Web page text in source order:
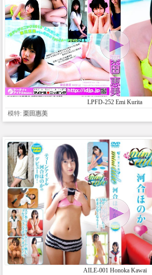
LPFD-252 Emi Kurita
模特: 栗田惠美
AILE-001 Honoka Kawai